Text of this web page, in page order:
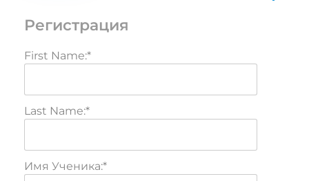
Регистрация
First Name:*
Last Name:*
Имя Ученика:*